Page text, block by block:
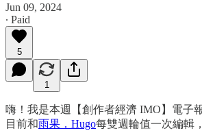
Jun 09, 2024
∙ Paid
5
1
嗨！我是本週【創作者經濟 IMO】電子
目前和雨果．Hugo每雙週輪值一次編輯